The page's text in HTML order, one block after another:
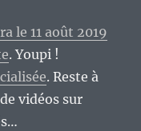
le 11 août 2019
. Youpi !
. Reste à
vidéos sur